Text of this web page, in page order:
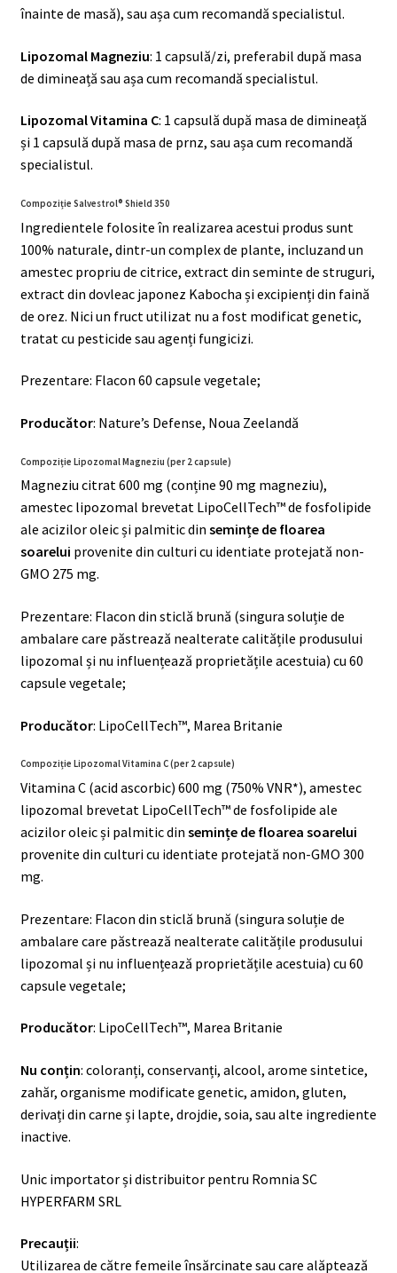
înainte de masă), sau așa cum recomandă specialistul.
Lipozomal Magneziu: 1 capsulă/zi, preferabil după masa
de dimineață sau așa cum recomandă specialistul.
Lipozomal Vitamina C: 1 capsulă după masa de dimineață
și 1 capsulă după masa de prnz, sau așa cum recomandă
specialistul.
Compoziție Salvestrol® Shield 350
Ingredientele folosite în realizarea acestui produs sunt
100% naturale, dintr-un complex de plante, incluzand un
amestec propriu de citrice, extract din seminte de struguri,
extract din dovleac japonez Kabocha și excipienți din faină
de orez. Nici un fruct utilizat nu a fost modificat genetic,
tratat cu pesticide sau agenți fungicizi.
Prezentare: Flacon 60 capsule vegetale;
Producător: Nature’s Defense, Noua Zeelandă
Compoziție Lipozomal Magneziu (per 2 capsule)
Magneziu citrat 600 mg (conține 90 mg magneziu),
amestec lipozomal brevetat LipoCellTech™ de fosfolipide
ale acizilor oleic și palmitic din semințe de floarea
soarelui provenite din culturi cu identiate protejată non-
GMO 275 mg.
Prezentare: Flacon din sticlă brună (singura soluție de
ambalare care păstrează nealterate calitățile produsului
lipozomal și nu influențează proprietățile acestuia) cu 60
capsule vegetale;
Producător: LipoCellTech™, Marea Britanie
Compoziție Lipozomal Vitamina C (per 2 capsule)
Vitamina C (acid ascorbic) 600 mg (750% VNR*), amestec
lipozomal brevetat LipoCellTech™ de fosfolipide ale
acizilor oleic și palmitic din semințe de floarea soarelui
provenite din culturi cu identiate protejată non-GMO 300
mg.
Prezentare: Flacon din sticlă brună (singura soluție de
ambalare care păstrează nealterate calitățile produsului
lipozomal și nu influențează proprietățile acestuia) cu 60
capsule vegetale;
Producător: LipoCellTech™, Marea Britanie
Nu conțin: coloranți, conservanți, alcool, arome sintetice,
zahăr, organisme modificate genetic, amidon, gluten,
derivați din carne și lapte, drojdie, soia, sau alte ingrediente
inactive.
Unic importator și distribuitor pentru Romnia SC
HYPERFARM SRL
Precauții:
Utilizarea de către femeile însărcinate sau care alăptează